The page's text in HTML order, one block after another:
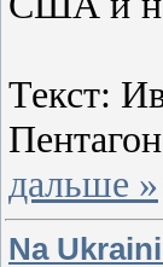
Текст:
дальше »
Na